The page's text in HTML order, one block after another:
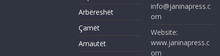
Arbëreshët
Çamët
Arnautët
info@janinapress.c
om
Website:
www.janinapress.c
om